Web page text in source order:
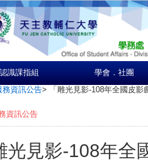
認識課指組 學會．社團
務資訊公告> 「雕光見影-108年全國皮影
資訊公告
光見影-108年全